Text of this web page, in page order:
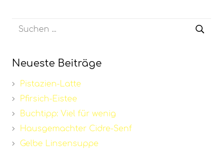
Neueste Beiträge
Pistazien-Latte
Pfirsich-Eistee
Buchtipp: Viel für wenig
Hausgemachter Cidre-Senf
Gelbe Linsensuppe